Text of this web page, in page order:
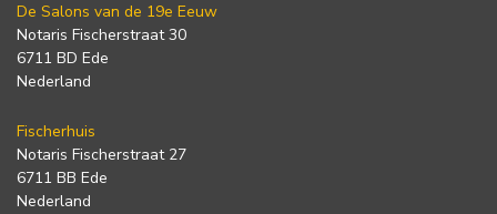
De Salons van de 19e Eeuw
Notaris Fischerstraat 30
6711 BD Ede
Nederland
Fischerhuis
Notaris Fischerstraat 27
6711 BB Ede
Nederland